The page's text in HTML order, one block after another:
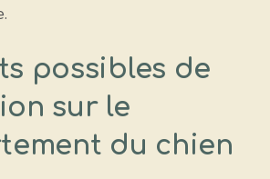
possibles de
sur le
du chien